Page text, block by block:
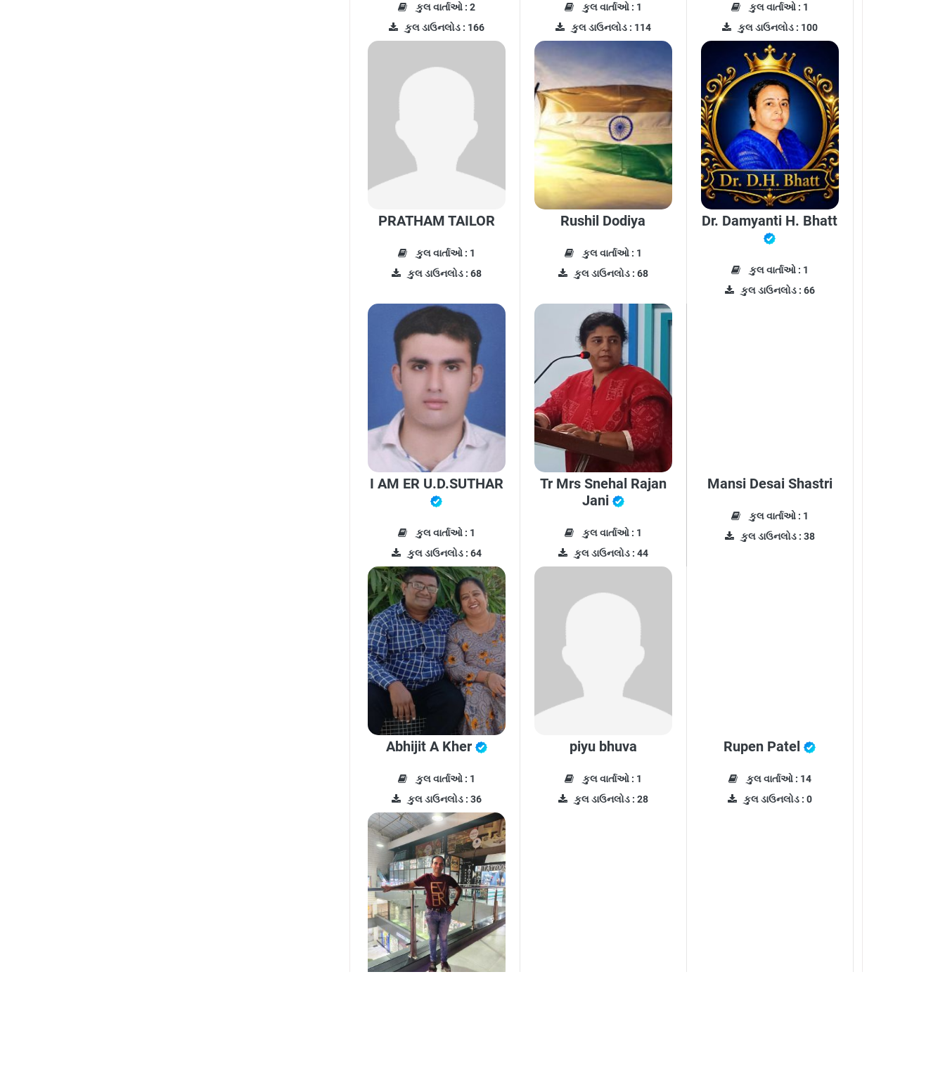
કુલ વાર્તાઓ : 2
કુલ ડાઉનલોડ : 166
કુલ વાર્તાઓ : 1
કુલ ડાઉનલોડ : 114
કુલ વાર્તાઓ : 1
કુલ ડાઉનલોડ : 100
PRATHAM TAILOR
કુલ વાર્તાઓ : 1
કુલ ડાઉનલોડ : 68
Rushil Dodiya
કુલ વાર્તાઓ : 1
કુલ ડાઉનલોડ : 68
Dr. Damyanti H. Bhatt
કુલ વાર્તાઓ : 1
કુલ ડાઉનલોડ : 66
I AM ER U.D.SUTHAR
કુલ વાર્તાઓ : 1
કુલ ડાઉનલોડ : 64
Tr Mrs Snehal Rajan
Jani
કુલ વાર્તાઓ : 1
કુલ ડાઉનલોડ : 44
Mansi Desai Shastri
કુલ વાર્તાઓ : 1
કુલ ડાઉનલોડ : 38
Abhijit A Kher
કુલ વાર્તાઓ : 1
કુલ ડાઉનલોડ : 36
piyu bhuva
કુલ વાર્તાઓ : 1
કુલ ડાઉનલોડ : 28
Rupen Patel
કુલ વાર્તાઓ : 14
કુલ ડાઉનલોડ : 0